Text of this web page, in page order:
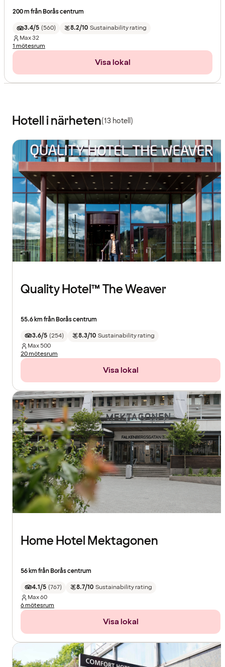
200 m från Borås centrum
3.4/5 (560) 8.2/10 Sustainability rating
Max32
1 mötesrum
Visa lokal
Hotell i närheten(13 hotell)
Quality Hotel™ The Weaver
55.6 km från Borås centrum
3.6/5 (254) 8.3/10 Sustainability rating
Max500
20 mötesrum
Visa lokal
Home Hotel Mektagonen
56 km från Borås centrum
4.1/5 (767) 8.7/10 Sustainability rating
Max60
6 mötesrum
Visa lokal